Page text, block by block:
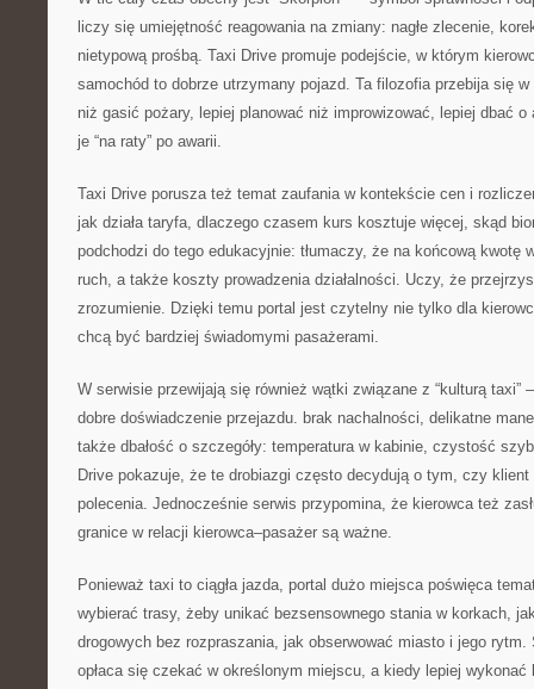
liczy się umiejętność reagowania na zmiany: nagłe zlecenie,
nietypową prośbą. Taxi Drive promuje podejście, w którym
samochód to dobrze utrzymany pojazd. Ta filozofia przebija się
niż gasić pożary, lepiej planować niż improwizować, lepiej dbać o
je “na raty” po awarii.
Taxi Drive porusza też temat zaufania w kontekście cen i
jak działa taryfa, dlaczego czasem kurs kosztuje więcej, skąd
podchodzi do tego edukacyjnie: tłumaczy, że na końcową kwotę
ruch, a także koszty prowadzenia działalności. Uczy, że
zrozumienie. Dzięki temu portal jest czytelny nie tylko dla
chcą być bardziej świadomymi pasażerami.
W serwisie przewijają się również wątki związane z “kulturą
dobre doświadczenie przejazdu. brak nachalności, delikatne
także dbałość o szczegóły: temperatura w kabinie, czystość
Drive pokazuje, że te drobiazgi często decydują o tym, czy
polecenia. Jednocześnie serwis przypomina, że kierowca też
granice w relacji kierowca–pasażer są ważne.
Ponieważ taxi to ciągła jazda, portal dużo miejsca poświęca
wybierać trasy, żeby unikać bezsensownego stania w korkach,
drogowych bez rozpraszania, jak obserwować miasto i jego
opłaca się czekać w określonym miejscu, a kiedy lepiej